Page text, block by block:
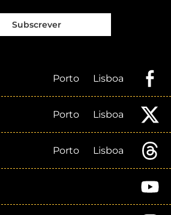
Subscrever
Porto Lisboa
Porto Lisboa
Porto Lisboa